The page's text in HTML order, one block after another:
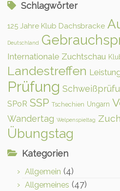
Schlagwörter
125 Jahre Klub Dachsbracke
Deutschland
Internationale Zuchtschau
Landestreffen
Prüfung
SPoR SSP Tschechien Ungarn
Wandertag Welpenspieltag
Übungstag
Kategorien
Allgemein (4)
Allgemeines (47)